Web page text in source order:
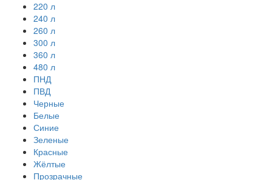
220 л
240 л
260 л
300 л
360 л
480 л
ПНД
ПВД
Черные
Белые
Синие
Зеленые
Красные
Жёлтые
Прозрачные